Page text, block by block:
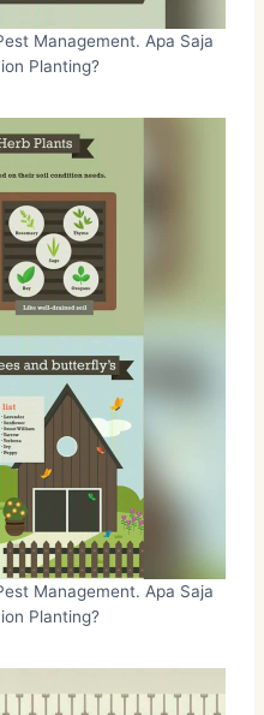
Management. Apa Saja
Planting?
Management. Apa Saja
Planting?